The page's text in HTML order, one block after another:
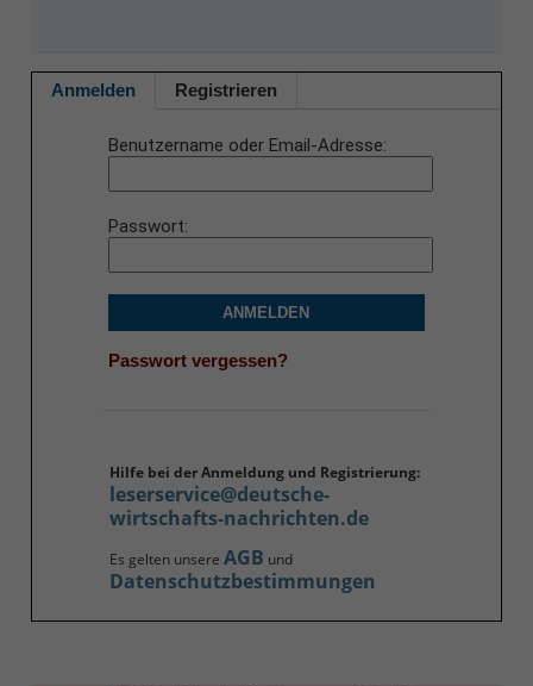
Anmelden Registrieren
Benutzername oder Email-Adresse
Passwort
ANMELDEN
Passwort vergessen?
Hilfe bei der Anmeldung und Registrierung:
leserservice@deutsche-
wirtschafts-nachrichten.de
Es gelten unsere AGB und
Datenschutzbestimmungen